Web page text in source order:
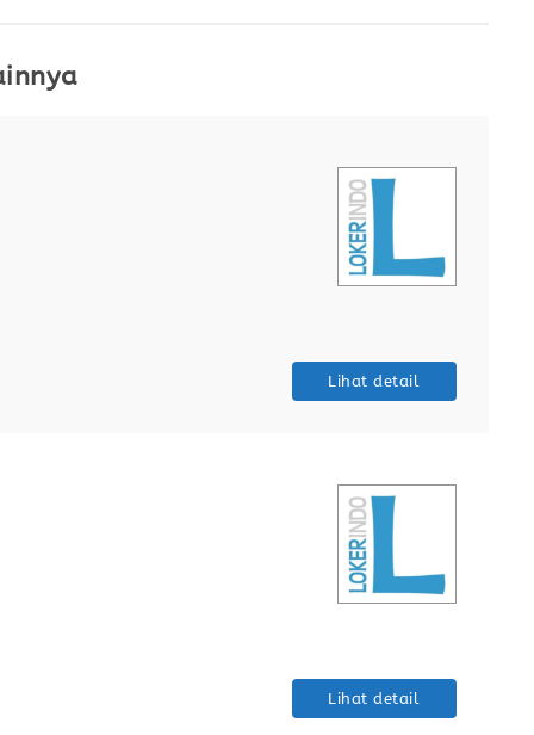
Lihat detail
Lihat detail